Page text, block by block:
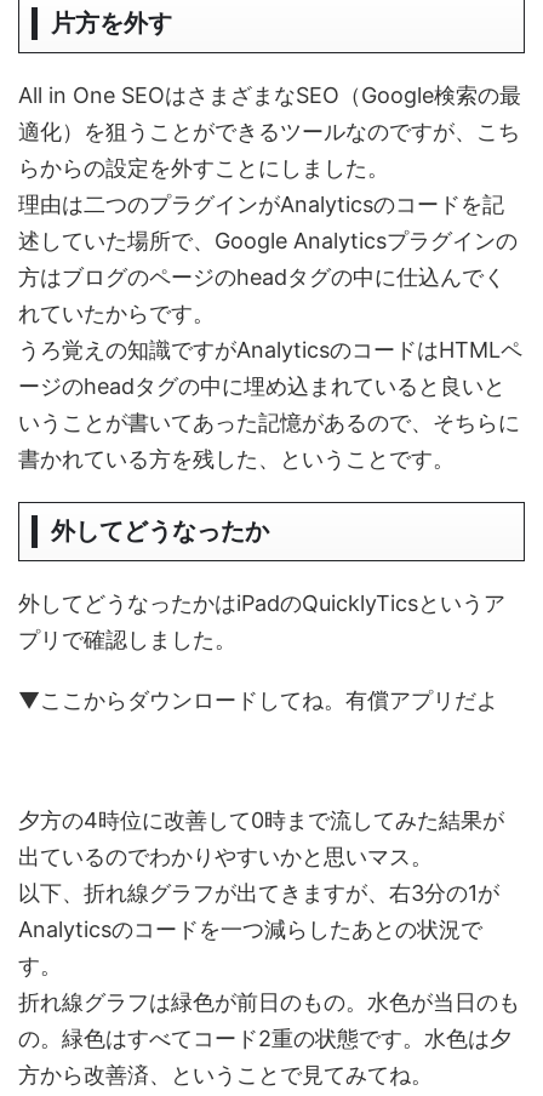
片方を外す
All in One SEOはさまざまなSEO（Google検索の最
適化）を狙うことができるツールなのですが、こち
らからの設定を外すことにしました。
理由は二つのプラグインがAnalyticsのコードを記
述していた場所で、Google Analyticsプラグインの
方はブログのページのheadタグの中に仕込んでく
れていたからです。
うろ覚えの知識ですがAnalyticsのコードはHTMLペ
ージのheadタグの中に埋め込まれていると良いと
いうことが書いてあった記憶があるので、そちらに
書かれている方を残した、ということです。
外してどうなったか
外してどうなったかはiPadのQuicklyTicsというア
プリで確認しました。
▼ここからダウンロードしてね。有償アプリだよ
夕方の4時位に改善して0時まで流してみた結果が
出ているのでわかりやすいかと思いマス。
以下、折れ線グラフが出てきますが、右3分の1が
Analyticsのコードを一つ減らしたあとの状況で
す。
折れ線グラフは緑色が前日のもの。水色が当日のも
の。緑色はすべてコード2重の状態です。水色は夕
方から改善済、ということで見てみてね。